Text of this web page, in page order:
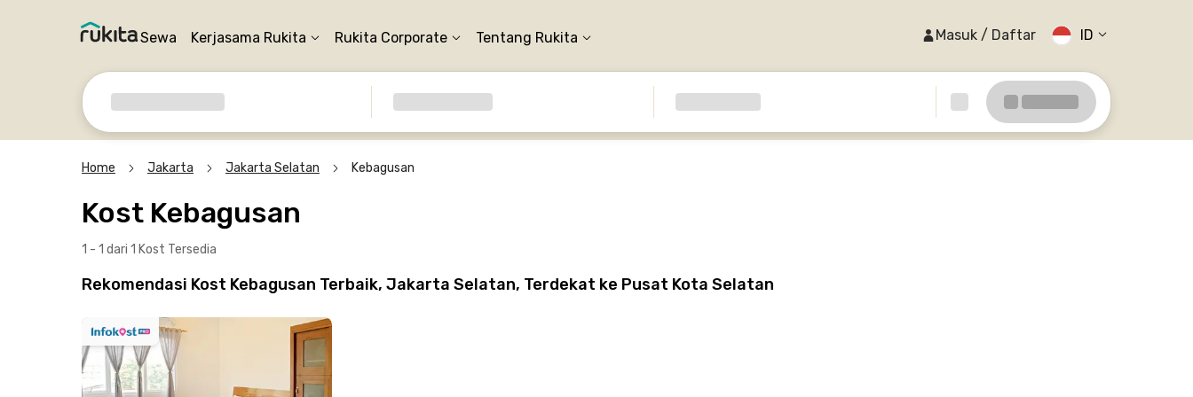
Sewa Kerjasama Rukita Rukita Corporate Tentang Rukita Masuk / Daftar ID
Home Jakarta Jakarta Selatan Kebagusan
Kost Kebagusan
1 - 1 dari 1 Kost Tersedia
Rekomendasi Kost Kebagusan Terbaik, Jakarta Selatan, Terdekat ke Pusat Kota Selatan